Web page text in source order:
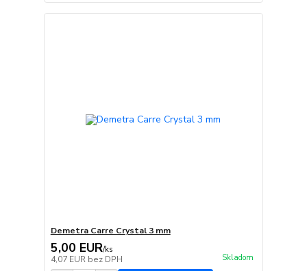
Demetra Carre Crystal 3 mm
5,00 EUR/ks
4,07 EUR bez DPH Skladom